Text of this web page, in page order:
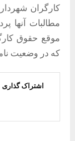
کارگران
مطالبات آنها
موقع حقوق
که در وضعیت
اشتراک گذاری